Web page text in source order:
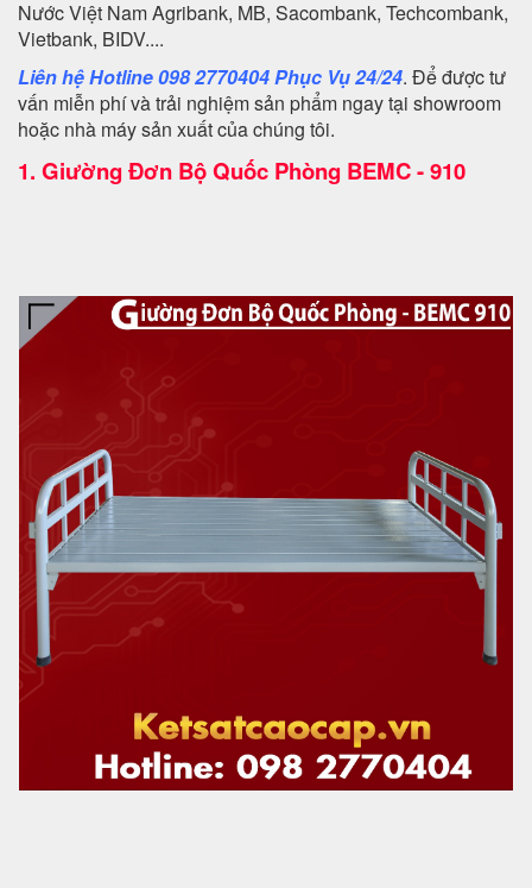
Nước Việt Nam Agribank, MB, Sacombank, Techcombank,
Vietbank, BIDV....
Liên hệ Hotline 098 2770404 Phục Vụ 24/24. Để được tư
vấn miễn phí và trải nghiệm sản phẩm ngay tại showroom
hoặc nhà máy sản xuất của chúng tôi.
1. Giường Đơn Bộ Quốc Phòng BEMC - 910